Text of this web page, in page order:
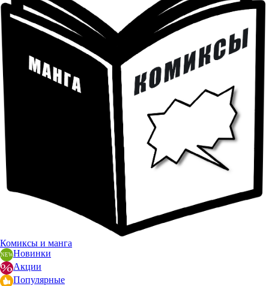
Комиксы и манга
Новинки
Акции
Популярные